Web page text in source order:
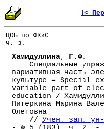
|<
ЦОБ по ФКиС
ч. з.
Хамидуллина, Г.Ф.
Специальные
вариативная часть
культуре = Special
variable part of
education /
Питеркина Марина
Олеговна
// Учен. зап.